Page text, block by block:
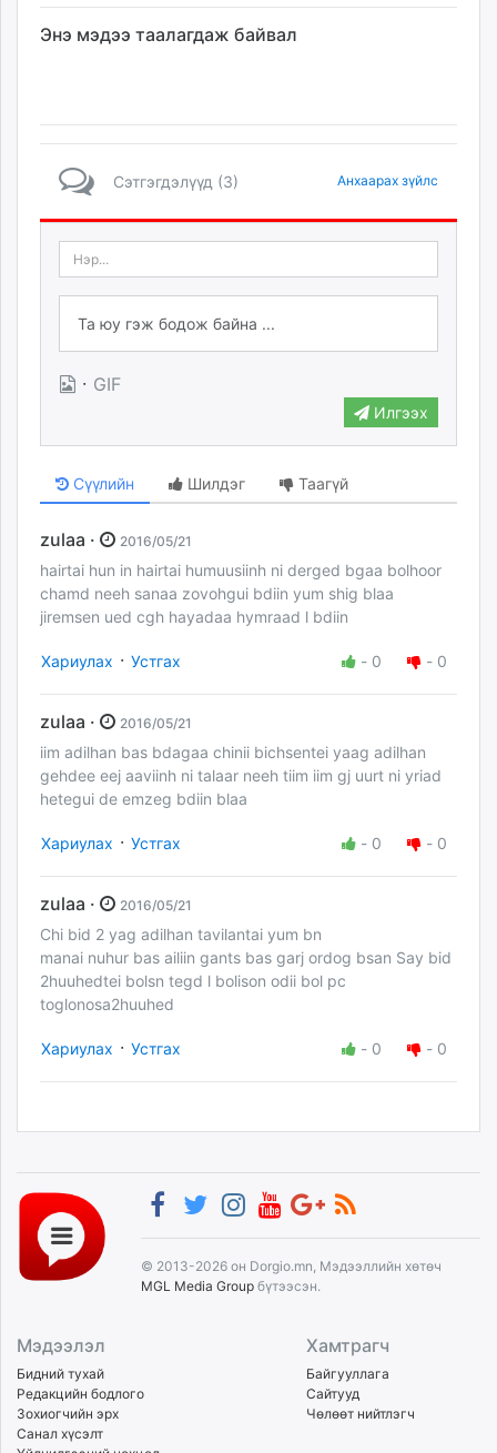
Энэ мэдээ таалагдаж байвал
Сэтгэгдэлүүд (3) Анхаарах зүйлс
· GIF
Илгээх
Сүүлийн Шилдэг Таагүй
zulaa · 2016/05/21
hairtai hun in hairtai humuusiinh ni derged bgaa bolhoor
chamd neeh sanaa zovohgui bdiin yum shig blaa
jiremsen ued cgh hayadaa hymraad l bdiin
Хариулах · Устгах - 0 - 0
zulaa · 2016/05/21
iim adilhan bas bdagaa chinii bichsentei yaag adilhan
gehdee eej aaviinh ni talaar neeh tiim iim gj uurt ni yriad
hetegui de emzeg bdiin blaa
Хариулах · Устгах - 0 - 0
zulaa · 2016/05/21
Chi bid 2 yag adilhan tavilantai yum bn
manai nuhur bas ailiin gants bas garj ordog bsan Say bid
2huuhedtei bolsn tegd l bolison odii bol pc
toglonosa2huuhed
Хариулах · Устгах - 0 - 0
© 2013-2026 он Dorgio.mn, Мэдээллийн хөтөч
MGL Media Group бүтээсэн.
Мэдээлэл
Бидний тухай
Редакцийн бодлого
Зохиогчийн эрх
Санал хүсэлт
Хамтрагч
Байгууллага
Сайтууд
Чөлөөт нийтлэгч